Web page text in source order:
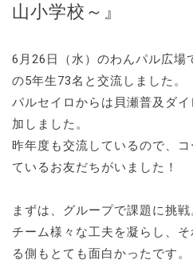
山小学校～』
6月26日（水）のわんパル広場
の5年生73名と交流しました。
パルセイロからは貝瀬普及ダ
加しました。
昨年度も交流しているので、
ているお友だちがいました！
まずは、グループで課題に挑
チーム様々な工夫を凝らし、
る側もとても面白かったです。